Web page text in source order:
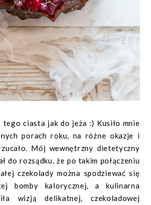
tego ciasta jak do jeża :) Kusiło mnie
porach roku, na różne okazje i
Mój wewnętrzny dietetyczny
do rozsądku, że po takim połączeniu
czekolady można spodziewać się
bomby kalorycznej, a kulinarna
wizją delikatnej, czekoladowej